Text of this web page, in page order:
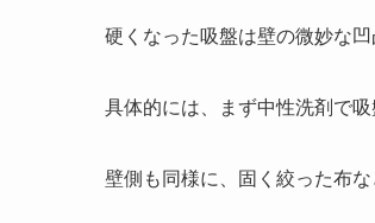
硬くなった吸盤は壁の微妙な
具体的には、まず中性洗剤で
壁側も同様に、固く絞った布